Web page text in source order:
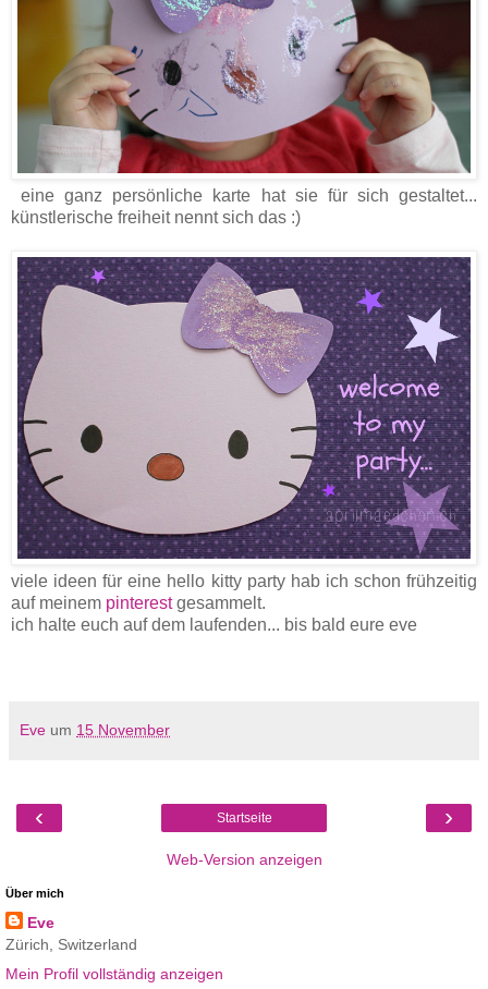
eine ganz persönliche karte hat sie für sich gestaltet...
künstlerische freiheit nennt sich das :)
viele ideen für eine hello kitty party hab ich schon frühzeitig
auf meinem pinterestgesammelt.
ich halte euch auf dem laufenden... bis bald eure eve
Eve um 15 November
‹ ›
Startseite
Web-Version anzeigen
Über mich
Eve
Zürich, Switzerland
Mein Profil vollständig anzeigen